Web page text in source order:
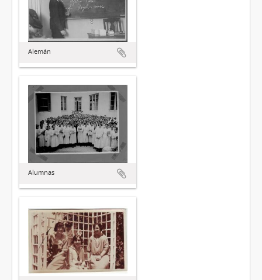
Alemán
Alumnas